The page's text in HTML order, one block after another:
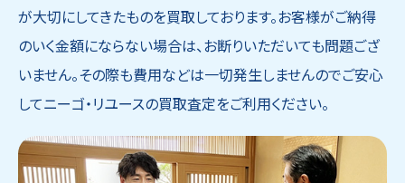
が大切にしてきたものを買取しております。お客様がご納得
のいく金額にならない場合は、お断りいただいても問題ござ
いません。その際も費用などは一切発生しませんのでご安心
してニーゴ・リユースの買取査定をご利用ください。